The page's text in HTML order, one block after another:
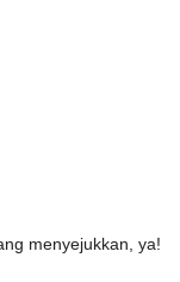
menyejukkan, ya!